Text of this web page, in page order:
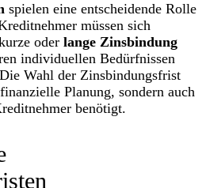
spielen eine entscheidende Rolle
müssen sich
oder lange Zinsbindung
individuellen Bedürfnissen
Wahl der Zinsbindungsfrist
Planung, sondern auch
benötigt.